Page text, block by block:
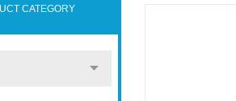
CATEGORY